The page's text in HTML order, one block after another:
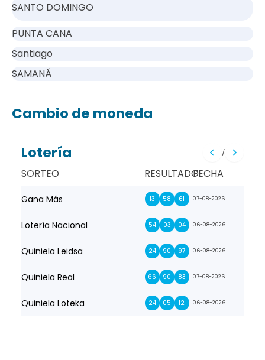
SANTO DOMINGO
PUNTA CANA
Santiago
SAMANÁ
Cambio de moneda
Lotería /
SORTEO RESULTADOFECHA
Gana Más 13 58 61 07-08-2026
Lotería Nacional 54 03 04 06-08-2026
Quiniela Leidsa 24 90 97 06-08-2026
Quiniela Real 66 90 83 07-08-2026
Quiniela Loteka 24 05 12 06-08-2026